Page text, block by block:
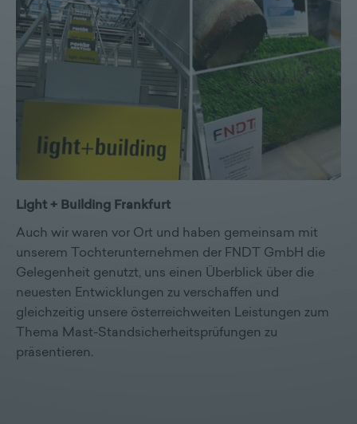
Light + Building Frankfurt
Auch wir waren vor Ort und haben gemeinsam mit
unserem Tochterunternehmen der FNDT GmbH die
Gelegenheit genutzt, uns einen Überblick über die
neuesten Entwicklungen zu verschaffen und
gleichzeitig unsere österreichweiten Leistungen zum
Thema Mast-Standsicherheitsprüfungen zu
präsentieren.